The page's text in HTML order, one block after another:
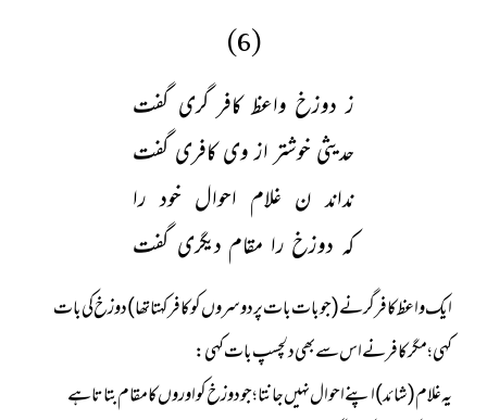
(6)
ز دوزخ واعظ کافر گری گفت
حدیثی خوشتر از وی کافری گفت
نداند ن غلام احوال خود را
کہ دوزخ را مقام دیگری گفت
ایک واعظ کافر گر نے (جو بات بات پر دوسروں کو کافر کہتا تھا) دوزخ کی بات
یہ غلام (شائد) اپنے احوال نہیں جانتا ؛ جو دوزخ کو اوروں کا مقام بتاتا ہے